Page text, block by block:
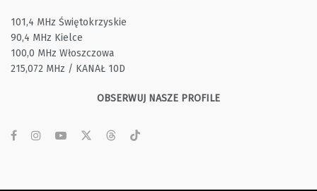
101,4 MHz Świętokrzyskie
90,4 MHz Kielce
100,0 MHz Włoszczowa
215,072 MHz / KANAŁ 10D
OBSERWUJ NASZE PROFILE